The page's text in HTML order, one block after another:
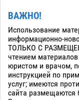
ВАЖНО!
Использование
информационно-
ТОЛЬКО С
чтением
юристом и врачом,
инструкцией по
услуг; имеются
сайта размещаются